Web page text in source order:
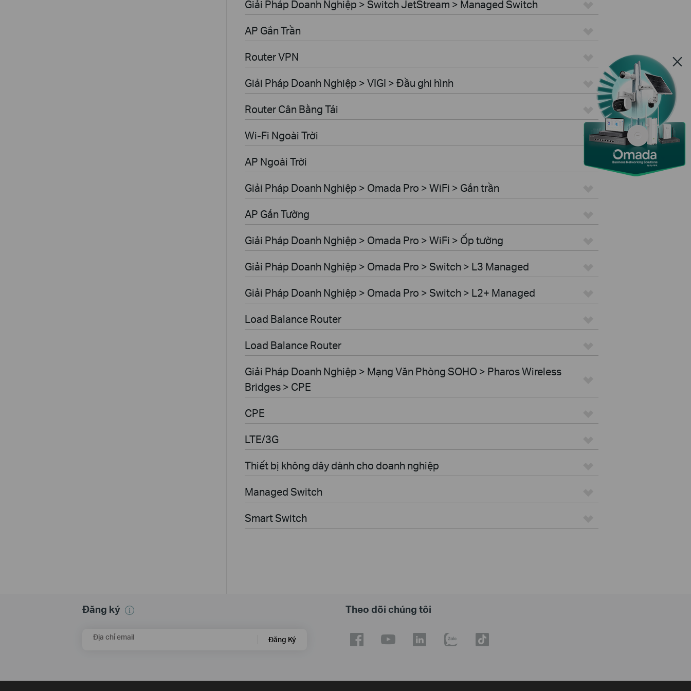
Giải Pháp Doanh Nghiệp > Switch JetStream > Managed Switch
AP Gắn Trần
Router VPN
Giải Pháp Doanh Nghiệp > VIGI > Đầu ghi hình
Router Cân Bằng Tải
Wi-Fi Ngoài Trời
AP Ngoài Trời
Giải Pháp Doanh Nghiệp > Omada Pro > WiFi > Gắn trần
AP Gắn Tường
Giải Pháp Doanh Nghiệp > Omada Pro > WiFi > Ốp tường
Giải Pháp Doanh Nghiệp > Omada Pro > Switch > L3 Managed
Giải Pháp Doanh Nghiệp > Omada Pro > Switch > L2+ Managed
Load Balance Router
Load Balance Router
Giải Pháp Doanh Nghiệp > Mạng Văn Phòng SOHO > Pharos Wireless
Bridges > CPE
CPE
LTE/3G
Thiết bị không dây dành cho doanh nghiệp
Managed Switch
Smart Switch
Đăng ký
Địa chỉ email Đăng Ký
Theo dõi chúng tôi